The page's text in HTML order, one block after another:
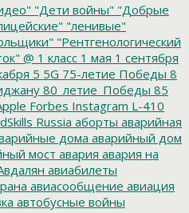
"Дети войны" "Добрые
"ленивые"
"Рентгенологический
@ 1 класс 1 мая 1 сентября
5 5G 75-летие Победы 8
80_летие_Победы 85
Forbes Instagram L-410
Russia аборты аварийная
дома аварийный дом
мост авария авария на
авиабилеты
авиасообщение авиация
автобусные войны